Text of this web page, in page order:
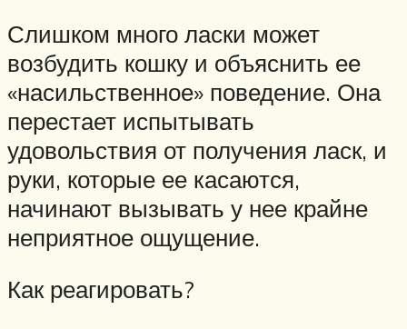
Слишком много ласки может
возбудить кошку и объяснить ее
«насильственное» поведение. Она
перестает испытывать
удовольствия от получения ласк, и
руки, которые ее касаются,
начинают вызывать у нее крайне
неприятное ощущение.
Как реагировать?